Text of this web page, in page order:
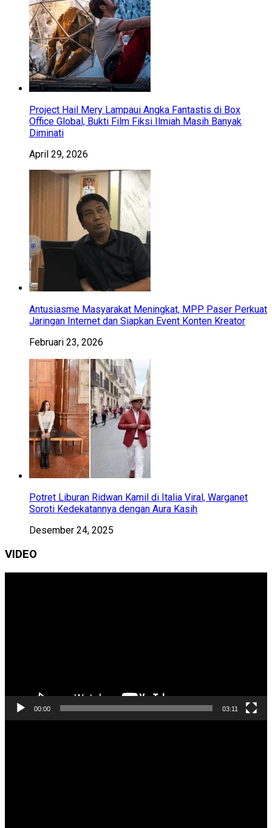
Project Hail Mery Lampaui Angka Fantastis di Box
Office Global, Bukti Film Fiksi Ilmiah Masih Banyak
Diminati
April 29, 2026
Antusiasme Masyarakat Meningkat, MPP Paser Perkuat
Jaringan Internet dan Siapkan Event Konten Kreator
Februari 23, 2026
Potret Liburan Ridwan Kamil di Italia Viral, Warganet
Soroti Kedekatannya dengan Aura Kasih
Desember 24, 2025
VIDEO
00:00 03:11